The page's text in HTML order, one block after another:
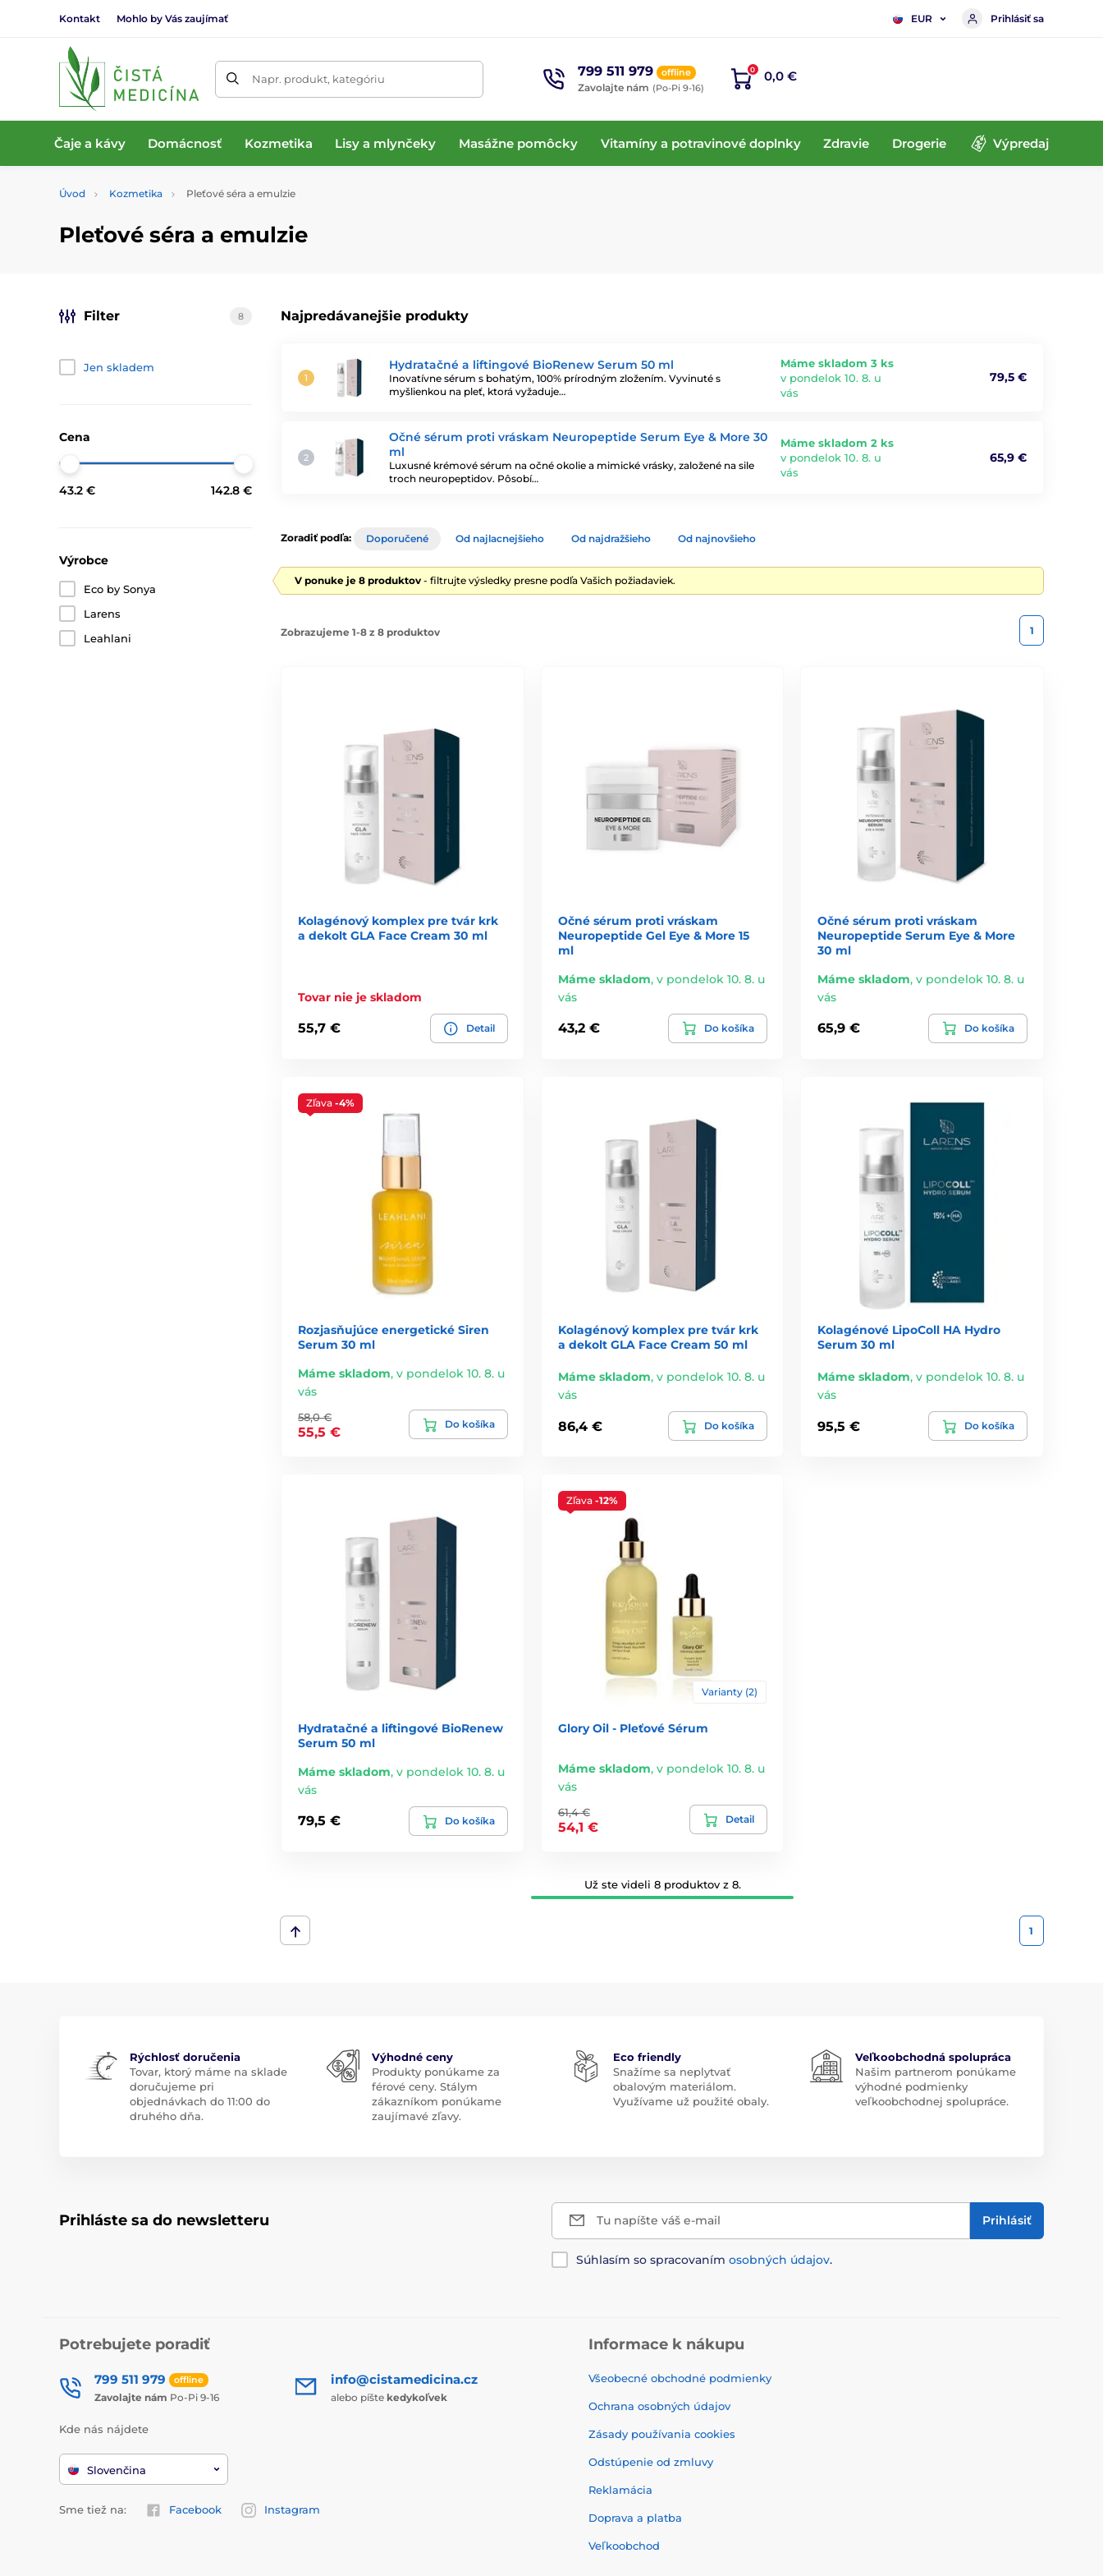
Kontakt Mohlo by Vás zaujímať EUR Prihlásiť sa
Napr. produkt, kategóriu 799 511 979 offline
Zavolajte nám (Po-Pi 9-16)
0 0,0 €
Čaje a kávy Domácnosť Kozmetika Lisy a mlynčeky Masážne pomôcky Vitamíny a potravinové doplnky Zdravie Drogerie Výpredaj
Úvod Kozmetika Pleťové séra a emulzie
Pleťové séra a emulzie
Najpredávanejšie produkty
Hydratačné a liftingové BioRenew Serum 50 ml
Inovatívne sérum s bohatým, 100% prírodným zložením. Vyvinuté s
myšlienkou na pleť, ktorá vyžaduje…
Máme skladom 3 ks
v pondelok 10. 8. u
vás
79,5 €
Očné sérum proti vráskam Neuropeptide Serum Eye & More 30
ml
Luxusné krémové sérum na očné okolie a mimické vrásky, založené na sile
troch neuropeptidov. Pôsobí…
Máme skladom 2 ks
v pondelok 10. 8. u
vás
65,9 €
Filter 8
Jen skladem
Cena
43.2 € 142.8 €
Výrobce
Eco by Sonya
Larens
Leahlani
Zoradiť podľa: Doporučené Od najlacnejšieho Od najdražšieho Od najnovšieho
V ponuke je 8 produktov - filtrujte výsledky presne podľa Vašich požiadaviek.
Zobrazujeme 1-8 z 8 produktov 1
Kolagénový komplex pre tvár krk
a dekolt GLA Face Cream 30 ml
Tovar nie je skladom
55,7 € Detail
Očné sérum proti vráskam
Neuropeptide Gel Eye & More 15
ml
Máme skladom, v pondelok 10. 8. u
vás
43,2 € Do košíka
Očné sérum proti vráskam
Neuropeptide Serum Eye & More
30 ml
Máme skladom,v pondelok 10. 8. u
vás
65,9 € Do košíka
Zľava -4%
Rozjasňujúce energetické Siren
Serum 30 ml
Máme skladom, v pondelok 10. 8. u
vás
58,0 €
55,5 €
Do košíka
Kolagénový komplex pre tvár krk
a dekolt GLA Face Cream 50 ml
Máme skladom, v pondelok 10. 8. u
vás
86,4 € Do košíka
Kolagénové LipoColl HA Hydro
Serum 30 ml
Máme skladom,v pondelok 10. 8. u
vás
95,5 € Do košíka
Hydratačné a liftingové BioRenew
Serum 50 ml
Máme skladom, v pondelok 10. 8. u
vás
79,5 € Do košíka
Zľava -12%
Varianty (2)
Glory Oil - Pleťové Sérum
Máme skladom, v pondelok 10. 8. u
vás
61,4 €
54,1 €
Detail
Už ste videli 8 produktov z 8.
1
Rýchlosť doručenia
Tovar, ktorý máme na sklade
doručujeme pri
objednávkach do 11:00 do
druhého dňa.
Výhodné ceny
Produkty ponúkame za
férové ceny. Stálym
zákazníkom ponúkame
zaujímavé zľavy.
Eco friendly
Snažíme sa neplytvať
obalovým materiálom.
Využívame už použité obaly.
Veľkoobchodná spolupráca
Našim partnerom ponúkame
výhodné podmienky
veľkoobchodnej spolupráce.
Prihláste sa do newsletteru Tu napíšte váš e-mail Prihlásiť
Súhlasím so spracovaním osobných údajov.
Potrebujete poradiť
799 511 979 offline
Zavolajte nám Po-Pi 9-16
info@cistamedicina.cz
alebo píšte kedykoľvek
Kde nás nájdete
Slovenčina
Sme tiež na: Facebook Instagram
Informace k nákupu
Všeobecné obchodné podmienky
Ochrana osobných údajov
Zásady používania cookies
Odstúpenie od zmluvy
Reklamácia
Doprava a platba
Veľkoobchod